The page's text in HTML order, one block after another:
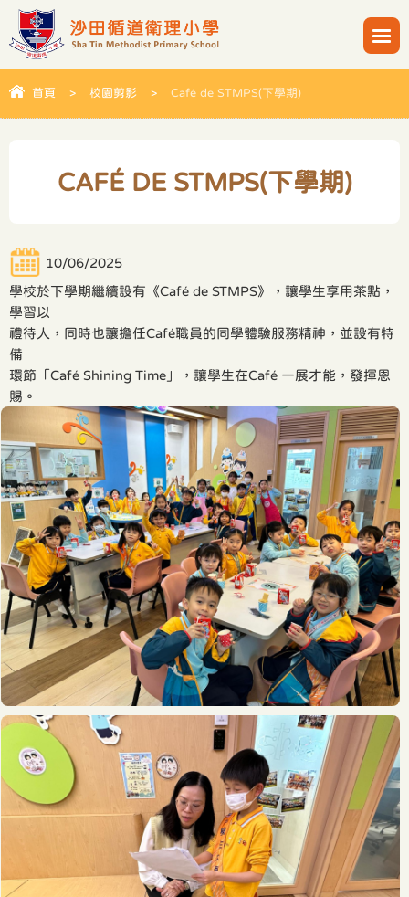
首頁 > 校園剪影 > Café de STMPS(下學期)
CAFÉ DE STMPS(下學期)
10/06/2025
學校於下學期繼續設有《Café de STMPS》，讓學生享用茶點，
學習以
禮待人，同時也讓擔任Café職員的同學體驗服務精神，並設有特
備
環節「Café Shining Time」，讓學生在Café 一展才能，發揮恩
賜。